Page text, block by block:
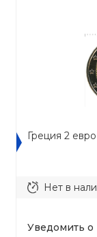
Греция 2
Нет в
Уведомить о